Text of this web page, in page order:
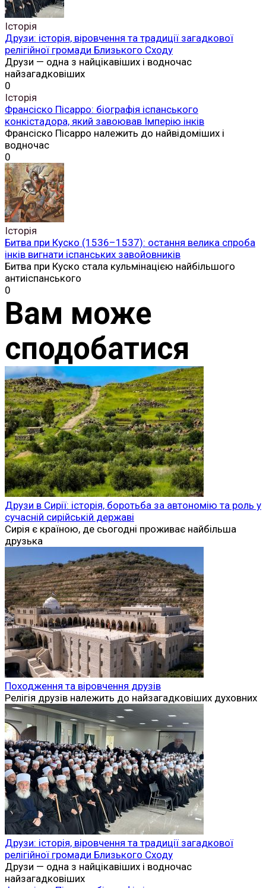
Історія
Друзи: історія, віровчення та традиції загадкової
релігійної громади Близького Сходу
Друзи — одна з найцікавіших і водночас
найзагадковіших
0
Історія
Франсіско Пісарро: біографія іспанського
конкістадора, який завоював Імперію інків
Франсіско Пісарро належить до найвідоміших і
водночас
0
Історія
Битва при Куско (1536–1537): остання велика спроба
інків вигнати іспанських завойовників
Битва при Куско стала кульмінацією найбільшого
антиіспанського
0
Вам може
сподобатися
Друзи в Сирії: історія, боротьба за автономію та роль у
сучасній сирійській державі
Сирія є країною, де сьогодні проживає найбільша
друзька
Походження та віровчення друзів
Релігія друзів належить до найзагадковіших духовних
Друзи: історія, віровчення та традиції загадкової
релігійної громади Близького Сходу
Друзи — одна з найцікавіших і водночас
найзагадковіших